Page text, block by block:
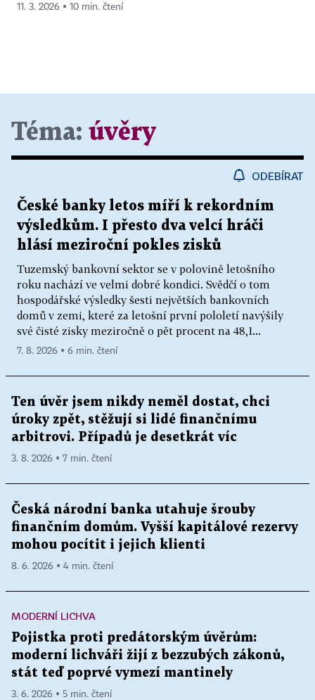
11. 3. 2026 ▪ 10 min. čtení
Téma: úvěry
ODEBÍRAT
České banky letos míří k rekordním
výsledkům. I přesto dva velcí hráči
hlásí meziroční pokles zisků
Tuzemský bankovní sektor se v polovině letošního
roku nachází ve velmi dobré kondici. Svědčí o tom
hospodářské výsledky šesti největších bankovních
domů v zemi, které za letošní první pololetí navýšily
své čisté zisky meziročně o pět procent na 48,1...
7. 8. 2026 ▪ 6 min. čtení
Ten úvěr jsem nikdy neměl dostat, chci
úroky zpět, stěžují si lidé finančnímu
arbitrovi. Případů je desetkrát víc
3. 8. 2026 ▪ 7 min. čtení
Česká národní banka utahuje šrouby
finančním domům. Vyšší kapitálové rezervy
mohou pocítit i jejich klienti
8. 6. 2026 ▪ 4 min. čtení
MODERNÍ LICHVA
Pojistka proti predátorským úvěrům:
moderní lichváři žijí z bezzubých zákonů,
stát teď poprvé vymezí mantinely
3. 6. 2026 ▪ 5 min. čtení